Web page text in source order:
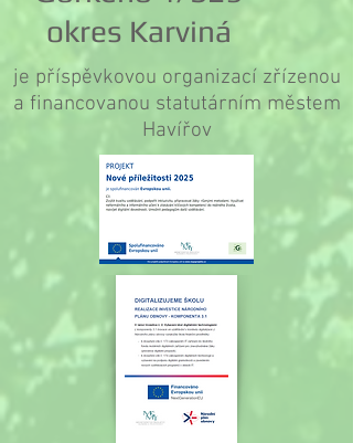
okres Karviná
je příspěvkovou organizací zřízenou
a financovanou statutárním městem
Havířov